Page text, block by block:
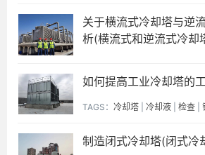
关于横流式冷却塔与逆
析(横流式和逆流式冷却
如何提高工业冷却塔的
TAGS： 冷却塔 冷却液 检查
制造闭式冷却塔(闭式冷